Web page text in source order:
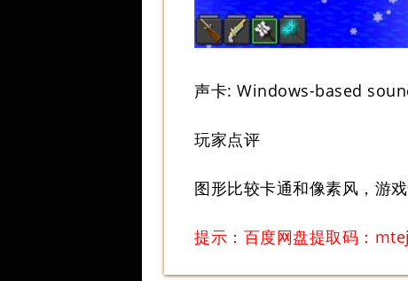
声卡: Windows-based
玩家点评
图形比较卡通和像素风，游
提示：百度网盘提取码：mtej